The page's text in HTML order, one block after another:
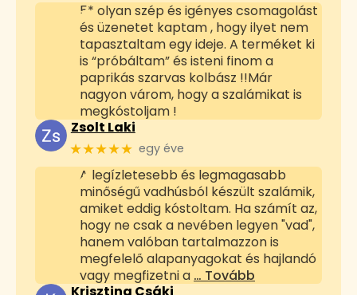
5* olyan szép és igényes csomagolást
és üzenetet kaptam , hogy ilyet nem
tapasztaltam egy ideje. A terméket ki
is “próbáltam” és isteni finom a
paprikás szarvas kolbász !!Már
nagyon várom, hogy a szalámikat is
megkóstoljam !
Zsolt Laki
★★★★★ egy éve
A legízletesebb és legmagasabb
minőségű vadhúsból készült szalámik,
amiket eddig kóstoltam. Ha számít az,
hogy ne csak a nevében legyen "vad",
hanem valóban tartalmazzon is
megfelelő alapanyagokat és hajlandó
vagy megfizetni a … Tovább
Krisztina Csáki